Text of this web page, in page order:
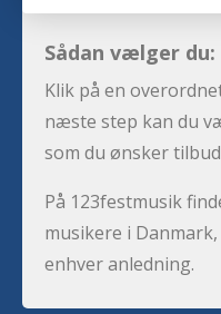
Sådan vælger du:
Klik på en
næste step kan du
som du ønsker
På 123festmusik
musikere i
enhver anledning.